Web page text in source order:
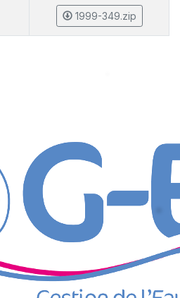
1999-349.zip